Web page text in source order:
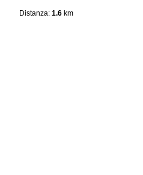
Distanza:1.6 km